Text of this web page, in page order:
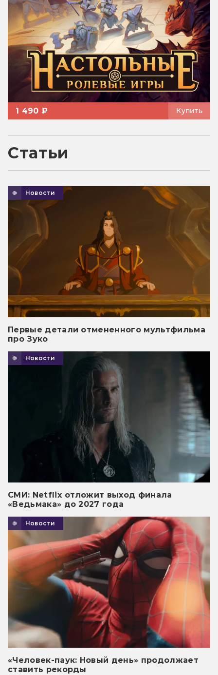
1 490 ₽ Купить
Статьи
Новости
Первые детали отмененного мультфильма
про Зуко
Новости
СМИ: Netflix отложит выход финала
«Ведьмака» до 2027 года
Новости
«Человек-паук: Новый день» продолжает
ставить рекорды